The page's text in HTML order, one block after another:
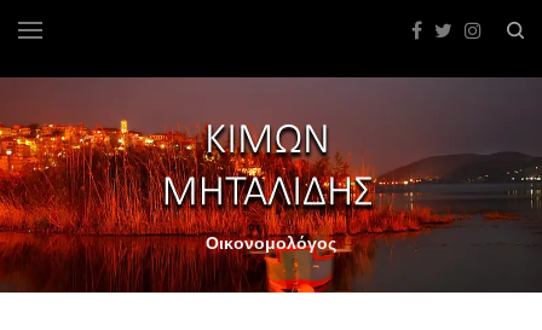
Οικονομολόγος